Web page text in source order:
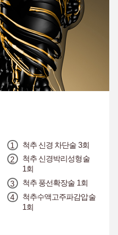
척추 신경 차단술 3회
척추 신경박리성형술
1회
척추 풍선확장술 1회
척추수액고주파감압술
1회